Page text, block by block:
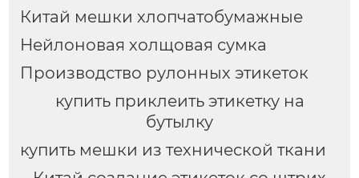
Китай мешки хлопчатобумажные
Нейлоновая холщовая сумка
Производство рулонных этикеток
купить приклеить этикетку на
бутылку
купить мешки из технической ткани